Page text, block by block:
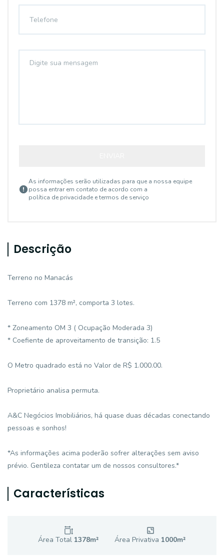
As informações serão utilizadas para que a nossa equipe
possa entrar em contato de acordo com a
política de privacidade e termos de serviço
Descrição
Terreno no Manacás
Terreno com 1378 m², comporta 3 lotes.
* Zoneamento OM 3 ( Ocupação Moderada 3)
* Coefiente de aproveitamento de transição: 1.5
O Metro quadrado está no Valor de R$ 1.000.00.
Proprietário analisa permuta.
A&C Negócios Imobiliários, há quase duas décadas conectando
pessoas e sonhos!
*As informações acima poderão sofrer alterações sem aviso
prévio. Gentileza contatar um de nossos consultores.*
Características
Área Total 1378m² Área Privativa 1000m²